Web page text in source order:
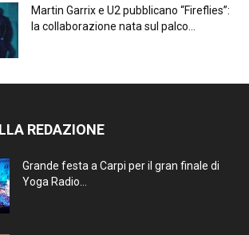
Martin Garrix e U2 pubblicano “Fireflies”:
la collaborazione nata sul palco...
REDAZIONE
Grande festa a Carpi per il gran finale di
Yoga Radio...